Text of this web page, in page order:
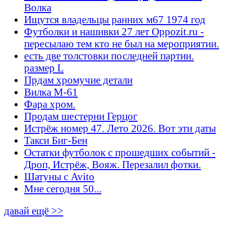
Волка
Ищутся владельцы ранних м67 1974 год
Футболки и нашивки 27 лет Oppozit.ru -
пересылаю тем кто не был на мероприятии.
есть две толстовки последней партии.
размер L
Прдам хромучие детали
Вилка М-61
Фара хром.
Продам шестерни Герцог
Истрёж номер 47. Лето 2026. Вот эти даты
Такси Биг-Бен
Остатки футболок с прошедших событий -
Дроп, Истрёж, Вояж. Перезалил фотки.
Шатуны с Avito
Мне сегодня 50...
давай ещё >>